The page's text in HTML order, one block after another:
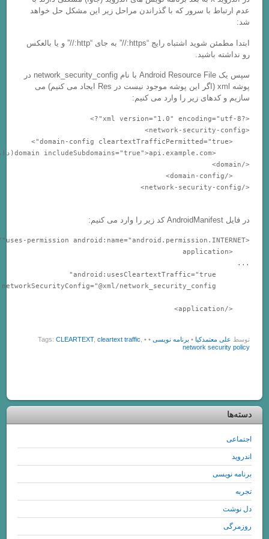
با سرور که با گذراندن مراحل زیر این مشکل حل خواهد
ابتدا مطمئن شوید اشتباه رایج “https://” به جای “http://” و یا بالعکس
سپس یک Android Resource File با نام network_security_config در
پوشه xml (اگر این پوشه موجود نیست در Res ایجاد می کنیم) می
زیر را وارد می کنیم:
<?xml version="1.0" encoding="utf-8"?>
    <domain-config cleartextTrafficPermitted="true">
    </domain-config>
        android:usesCleartextTraffic="true"
        android:networkSecurityConfig="@xml/network_security_config">
• برنامه نویسی•
• Tags:
CLEARTEXT,cleartext traffic,
network